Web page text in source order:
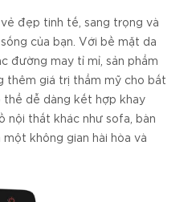
đẹp tinh tế, sang trọng và
của bạn. Với bề mặt da
đường may tỉ mỉ, sản phẩm
thêm giá trị thẩm mỹ cho bất
thể dễ dàng kết hợp khay
nội thất khác như sofa, bàn
không gian hài hòa và